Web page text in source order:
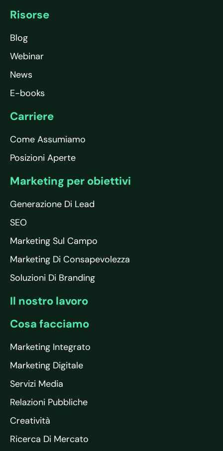
Risorse
Blog
Webinar
News
E-books
Carriere
Come Assumiamo
Posizioni Aperte
Marketing per obiettivi
Generazione Di Lead
SEO
Marketing Sul Campo
Marketing Di Consapevolezza
Soluzioni Di Branding
Il nostro lavoro
Cosa facciamo
Marketing Integrato
Marketing Digitale
Servizi Media
Relazioni Pubbliche
Creatività
Ricerca Di Mercato